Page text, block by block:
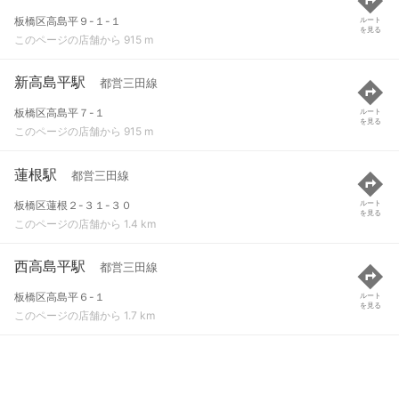
板橋区高島平９-１-１
このページの店舗から 915 m
ルート
を見る
新高島平駅 都営三田線
板橋区高島平７-１
このページの店舗から 915 m
ルート
を見る
蓮根駅 都営三田線
板橋区蓮根２-３１-３０
このページの店舗から 1.4 km
ルート
を見る
西高島平駅 都営三田線
板橋区高島平６-１
このページの店舗から 1.7 km
ルート
を見る